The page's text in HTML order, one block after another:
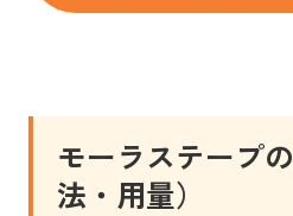
モーラステープ
法・用量）